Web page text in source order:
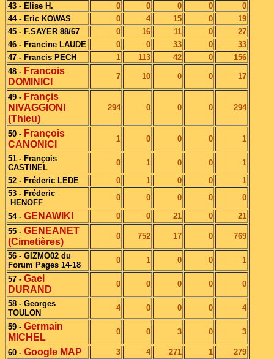
43 - Elise H.
0 0 0 0
0
44 - Eric KOWAS
0 4 15 0
19
45 - F.SAYER 88/67
0 16 11 0
27
46 - Francine LAUDE
0 0 33 0
33
47 - Francis PECH
1 113 42 0
156
48 - Francois
DOMINICI
7 10 0 0 17
49 - Françis
NIVAGGIONI
(Thieu)
294 0 0 0 294
50 - François
CANONICI
1 0 0 0 1
51 - François
CASTINEL
0 1 0 0
1
52 - Fréderic LEDE
0 1 0 0
1
53 - Fréderic
HENOFF
0 0 0 0 0
54 - GENAWIKI 0 0 21 0
21
55 - GENEANET
(Cimetières)
0 752 17 0 769
56 - GIZMO02 du
Forum Pages 14-18
0 1 0 0 1
57 - Gael
DURAND
0 0 0 0 0
58 - Georges
TOULON
4 0 0 0 4
59 - Germain
MICHEL
0 0 3 0 3
60 - Google MAP 3 4 271 1 279